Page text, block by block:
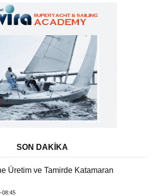
SON DAKİKA
Üretim ve Tamirde Katamaran
08:45